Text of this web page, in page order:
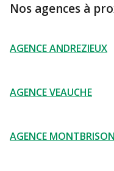
Nos agences à
AGENCE ANDREZIEUX
AGENCE VEAUCHE
AGENCE MONTBRISON